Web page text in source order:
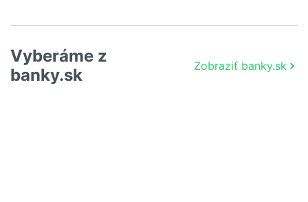
Vyberáme z
banky.sk
Zobraziť banky.sk